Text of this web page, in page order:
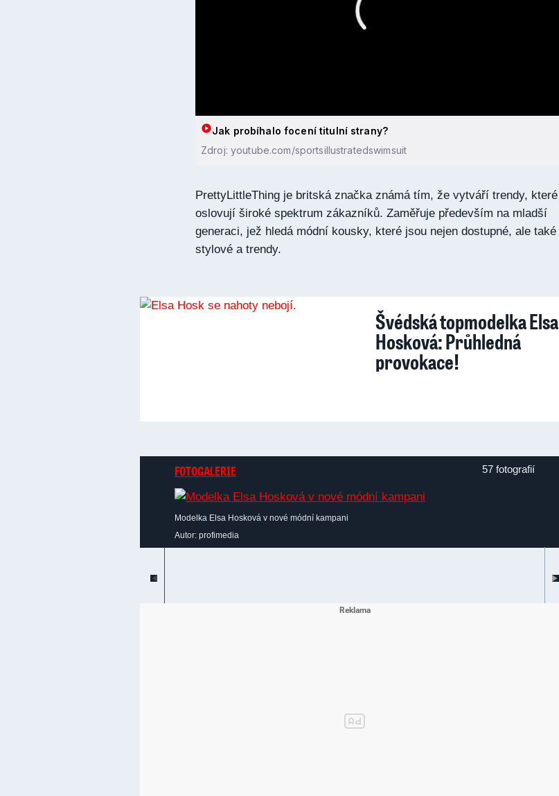
Jak probíhalo focení titulní strany?
Zdroj: youtube.com/sportsillustratedswimsuit
PrettyLittleThing je britská značka známá tím, že vytváří trendy, které
oslovují široké spektrum zákazníků. Zaměřuje především na mladší
generaci, jež hledá módní kousky, které jsou nejen dostupné, ale také
stylové a trendy.
Švédská topmodelka Elsa
Hosková: Průhledná
provokace!
FOTOGALERIE 57 fotografií
Modelka Elsa Hosková v nové módní kampani
Autor: profimedia